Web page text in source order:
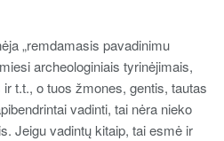
„remdamasis pavadinimu
archeologiniais tyrinėjimais,
t.t., o tuos žmones, gentis, tautas
vadinti, tai nėra nieko
Jeigu vadintų kitaip, tai esmė ir